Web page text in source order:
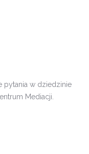
pytania w dziedzinie
Mediacji.